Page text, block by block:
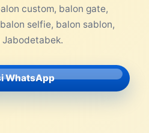
custom, balon gate,
selfie, balon sablon,
WhatsApp